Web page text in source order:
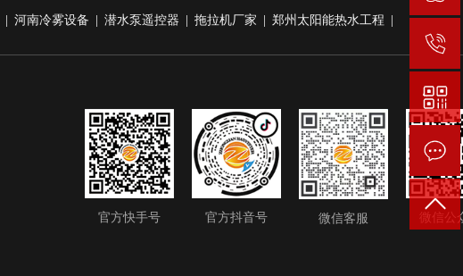
河南冷雾设备 潜水泵遥控器 拖拉机厂家 郑州太阳能热水工程
微信公
微信客服
官方抖音号
官方快手号